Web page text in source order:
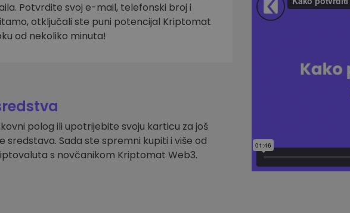
ulaganja
svoju kripto strategiju
Potvrdite svoj e-mail, telefonski broj i
otključali ste puni potencijal Kriptomat
od nekoliko minuta!
polog ili upotrijebite svoju karticu za još
sredstava. Sada ste spremni kupiti i više od
s novčanikom Kriptomat Web3.